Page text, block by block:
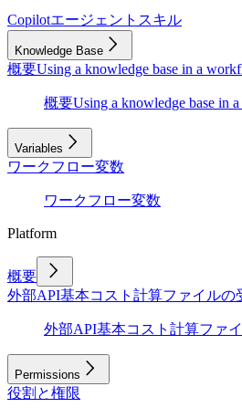
Copilotエージェントスキル
Knowledge Base
概要Using a knowledge base in a
概要Using a knowledge base in
Variables
ワークフロー変数
ワークフロー変数
Platform
概要
外部API基本コスト計算ファイルの
外部API基本コスト計算ファ
Permissions
役割と権限